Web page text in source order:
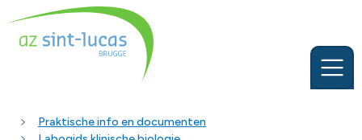
Praktische info en documenten